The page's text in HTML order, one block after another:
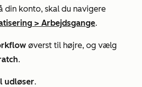
din konto, skal du navigere
> Arbejdsgange.
øverst til højre, og vælg
.
udløser.